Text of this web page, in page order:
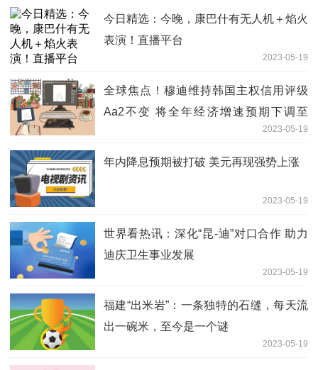
今日精选：今晚，康巴什有无人机＋焰火
表演！直播平台
2023-05-19
全球焦点！穆迪维持韩国主权信用评级
Aa2不变 将全年经济增速预期下调至
2023-05-19
年内降息预期被打破 美元再现强势上涨
2023-05-19
世界看热讯：深化“昆-迪”对口合作 助力
迪庆卫生事业发展
2023-05-19
福建“出米岩”：一条独特的石缝，每天流
出一碗米，至今是一个谜
2023-05-19